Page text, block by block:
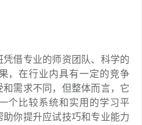
借专业的师资团队、科学的
，在行业内具有一定的竞争
需求不同，但整体而言，它
个比较系统和实用的学习平
你提升应试技巧和专业能力